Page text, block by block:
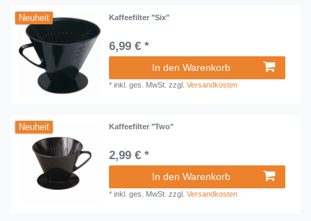
Neuheit Kaffeefilter "Six"
6,99 € *
In den Warenkorb
*inkl. ges. MwSt. zzgl.Versandkosten
Neuheit Kaffeefilter "Two"
2,99 € *
In den Warenkorb
*inkl. ges. MwSt. zzgl.Versandkosten